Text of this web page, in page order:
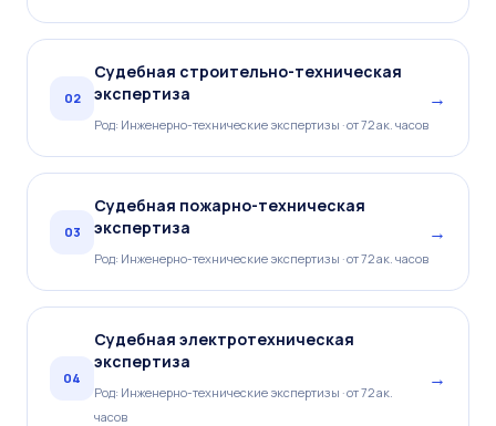
02
Судебная строительно-техническая
экспертиза
Род: Инженерно-технические экспертизы · от 72 ак. часов
→
03
Судебная пожарно-техническая
экспертиза
Род: Инженерно-технические экспертизы · от 72 ак. часов
→
04
Судебная электротехническая
экспертиза
Род: Инженерно-технические экспертизы · от 72 ак.
часов
→